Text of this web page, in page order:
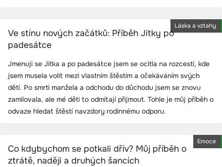
Láska a vztahy
Ve stínu nových začátků: Příběh Jitky po
padesátce
Jmenuji se Jitka a po padesátce jsem se ocitla na rozcestí, kde
jsem musela volit mezi vlastním štěstím a očekáváním svých
dětí. Po smrti manžela a odchodu do důchodu jsem se znovu
zamilovala, ale mé děti to odmítají přijmout. Tohle je můj příběh o
odvaze hledat štěstí navzdory rodinnému odporu.
Emoce
Co kdybychom se potkali dřív? Můj příběh o
ztrátě, naději a druhých šancích